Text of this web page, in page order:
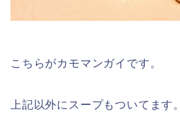
こちらがカモマンガイです。
上記以外にスープもついてます。